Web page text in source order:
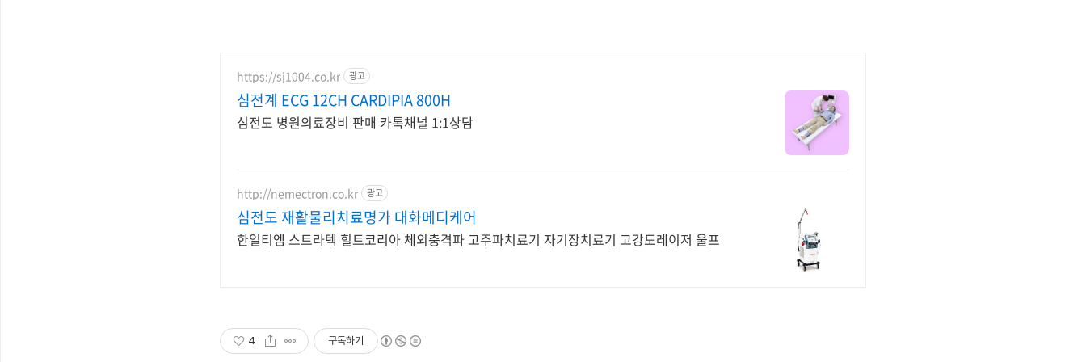
https://sj1004.co.kr 광고
심전계 ECG 12CH CARDIPIA 800H
심전도 병원의료장비 판매 카톡채널 1:1상담
http://nemectron.co.kr 광고
심전도 재활물리치료명가 대화메디케어
한일티엠 스트라텍 힐트코리아 체외충격파 고주파치료기 자기장치료기 고강도레이저 울프
4 구독하기